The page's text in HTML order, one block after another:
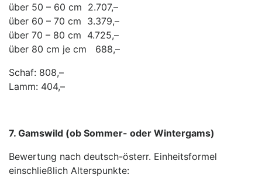
über 50 – 60 cm 2.707,–
über 60 – 70 cm 3.379,–
über 70 – 80 cm 4.725,–
über 80 cm je cm 688,–
Schaf: 808,–
Lamm: 404,–
7. Gamswild (ob Sommer- oder Wintergams)
Bewertung nach deutsch-österr. Einheitsformel
einschließlich Alterspunkte: